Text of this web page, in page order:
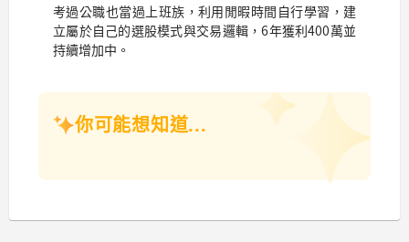
考過公職也當過上班族，利用閒暇時間自行學習，建
立屬於自己的選股模式與交易邏輯，6年獲利400萬並
持續增加中。
你可能想知道...